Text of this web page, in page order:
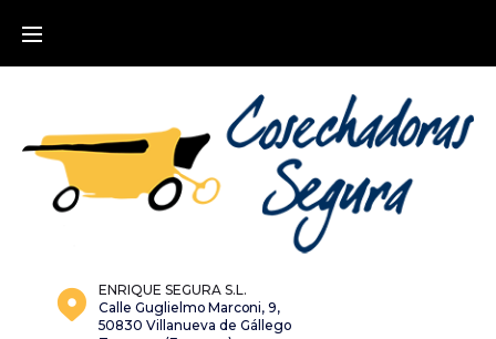
ENRIQUE SEGURA S.L.
Calle Guglielmo Marconi, 9,
50830 Villanueva de Gállego